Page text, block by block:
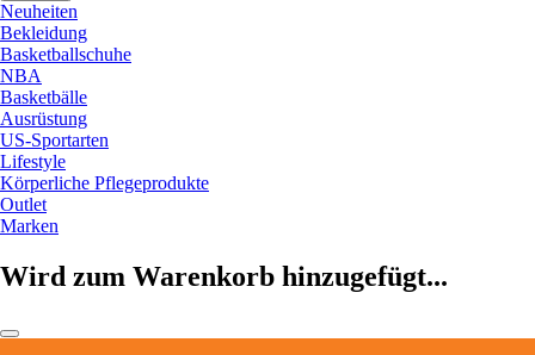
Neuheiten
Bekleidung
Basketballschuhe
NBA
Basketbälle
Ausrüstung
US-Sportarten
Lifestyle
Körperliche Pflegeprodukte
Outlet
Marken
Wird zum Warenkorb hinzugefügt...